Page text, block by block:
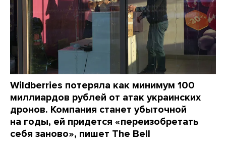
Wildberries потеряла как минимум 100
миллиардов рублей от атак украинских
дронов. Компания станет убыточной
на годы, ей придется «переизобретать
себя заново», пишет The Bell